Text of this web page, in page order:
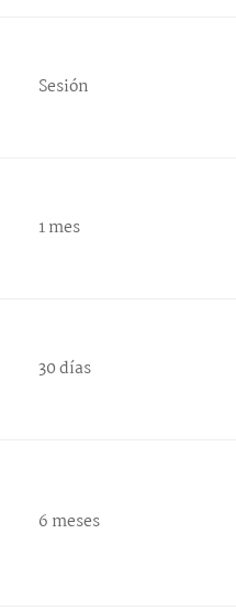
Sesión
1 mes
30 días
6 meses